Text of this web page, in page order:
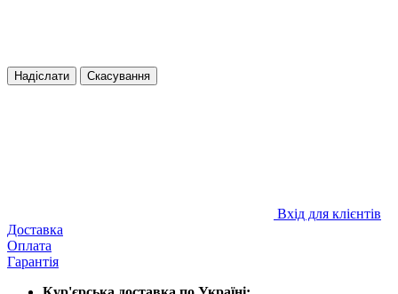
Надіслати Скасування
Вхід для клієнтів
Доставка
Оплата
Гарантія